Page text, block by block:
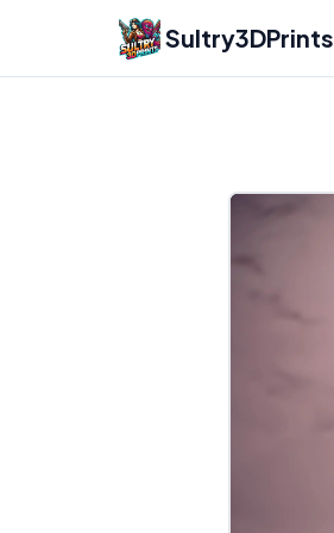
Sultry3DPrints